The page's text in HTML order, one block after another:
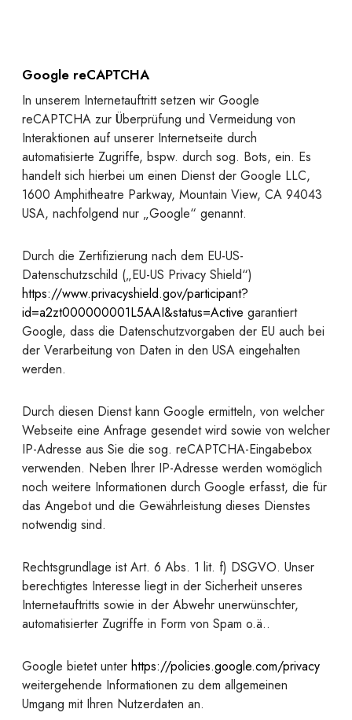
Google reCAPTCHA
In unserem Internetauftritt setzen wir Google
reCAPTCHA zur Überprüfung und Vermeidung von
Interaktionen auf unserer Internetseite durch
automatisierte Zugriffe, bspw. durch sog. Bots, ein. Es
handelt sich hierbei um einen Dienst der Google LLC,
1600 Amphitheatre Parkway, Mountain View, CA 94043
USA, nachfolgend nur „Google“ genannt.
Durch die Zertifizierung nach dem EU-US-
Datenschutzschild („EU-US Privacy Shield“)
https://www.privacyshield.gov/participant?
id=a2zt000000001L5AAI&status=Active garantiert
Google, dass die Datenschutzvorgaben der EU auch bei
der Verarbeitung von Daten in den USA eingehalten
werden.
Durch diesen Dienst kann Google ermitteln, von welcher
Webseite eine Anfrage gesendet wird sowie von welcher
IP-Adresse aus Sie die sog. reCAPTCHA-Eingabebox
verwenden. Neben Ihrer IP-Adresse werden womöglich
noch weitere Informationen durch Google erfasst, die für
das Angebot und die Gewährleistung dieses Dienstes
notwendig sind.
Rechtsgrundlage ist Art. 6 Abs. 1 lit. f) DSGVO. Unser
berechtigtes Interesse liegt in der Sicherheit unseres
Internetauftritts sowie in der Abwehr unerwünschter,
automatisierter Zugriffe in Form von Spam o.ä..
Google bietet unter https://policies.google.com/privacy
weitergehende Informationen zu dem allgemeinen
Umgang mit Ihren Nutzerdaten an.